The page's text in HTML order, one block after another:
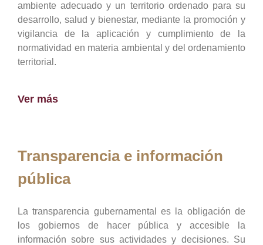
ambiente adecuado y un territorio ordenado para su
desarrollo, salud y bienestar, mediante la promoción y
vigilancia de la aplicación y cumplimiento de la
normatividad en materia ambiental y del ordenamiento
territorial.
Ver más
Transparencia e información
pública
La transparencia gubernamental es la obligación de
los gobiernos de hacer pública y accesible la
información sobre sus actividades y decisiones. Su